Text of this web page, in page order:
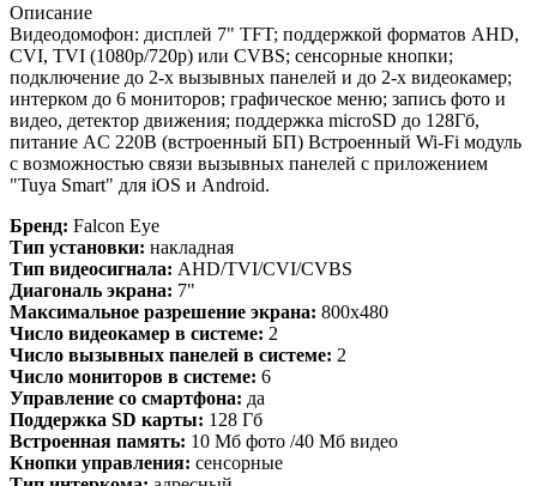
Описание
Видеодомофон: дисплей 7" TFT; поддержкой форматов AHD,
CVI, TVI (1080р/720p) или CVBS; сенсорные кнопки;
подключение до 2-х вызывных панелей и до 2-х видеокамер;
интерком до 6 мониторов; графическое меню; запись фото и
видео, детектор движения; поддержка microSD до 128Гб,
питание AC 220В (встроенный БП) Встроенный Wi-Fi модуль
с возможностью связи вызывных панелей с приложением
"Tuya Smart" для iOS и Android.
Бренд: Falcon Eye
Тип установки: накладная
Тип видеосигнала: AHD/TVI/CVI/CVBS
Диагональ экрана: 7"
Максимальное разрешение экрана: 800x480
Число видеокамер в системе: 2
Число вызывных панелей в системе: 2
Число мониторов в системе: 6
Управление со смартфона: да
Поддержка SD карты: 128 Гб
Встроенная память: 10 Мб фото /40 Мб видео
Кнопки управления: сенсорные